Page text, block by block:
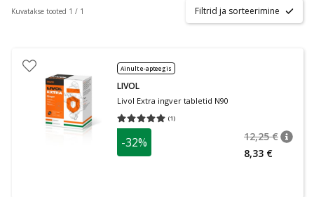
Kuvatakse tooted 1 / 1 Filtrid ja sorteerimine
Ainult e-apteegis
LIVOL
Livol Extra ingver tabletid N90
(1)
Keskmine hinnang 5.00
-32% 12,25 €
8,33 €